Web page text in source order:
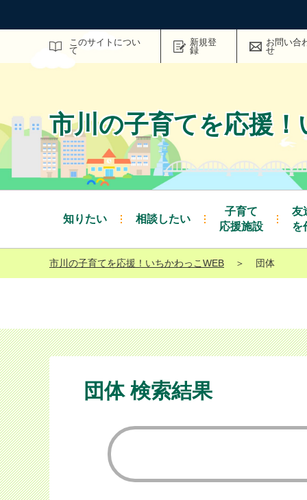
このサイトについ
て
新規登
録
お問い合
せ
市川の子育てを応援
知りたい 相談したい
子育て
応援施設
友
を
市川の子育てを応援！いちかわっこWEB ＞ 団体
団体 検索結果